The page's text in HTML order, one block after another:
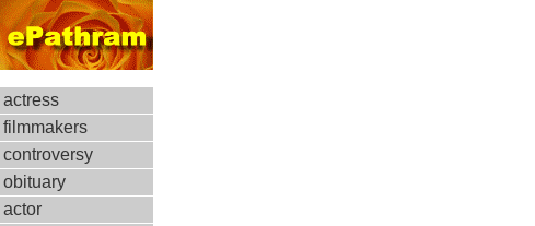
actress
filmmakers
controversy
obituary
actor